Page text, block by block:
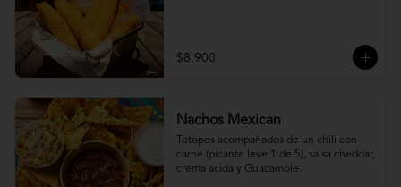
$8.900
Nachos Mexican
Totopos acompañados de un chili con
carne (picante leve 1 de 5), salsa cheddar,
crema acida y Guacamole.